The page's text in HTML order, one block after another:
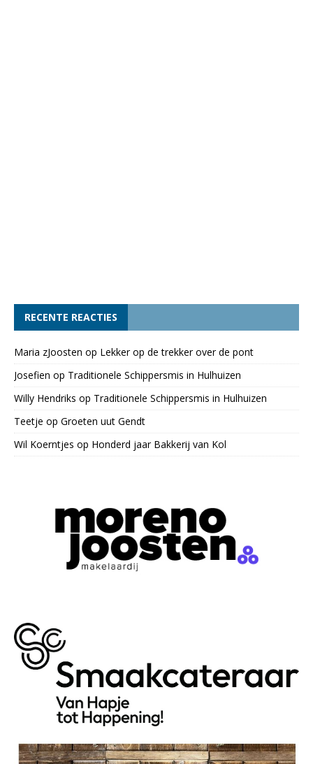
RECENTE REACTIES
Maria zJoosten op Lekker op de trekker over de pont
Josefien op Traditionele Schippersmis in Hulhuizen
Willy Hendriks op Traditionele Schippersmis in Hulhuizen
Teetje op Groeten uut Gendt
Wil Koerntjes op Honderd jaar Bakkerij van Kol